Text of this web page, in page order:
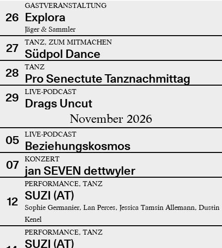
26
GASTVERANSTALTUNG
Explora
Jäger & Sammler
27 TANZ, ZUM MITMACHEN
Südpol Dance
28
TANZ
Pro Senectute Tanznachmittag
29
LIVE-PODCAST
Drags Uncut
November 2026
05 LIVE-PODCAST
Beziehungskosmos
07
KONZERT
jan SEVEN dettwyler
12
PERFORMANCE, TANZ
SUZI (AT)
Sophie Germanier, Lan Perces, Jessica Tamsin Allemann, Dustin
Kenel
PERFORMANCE, TANZ
SUZI (AT)